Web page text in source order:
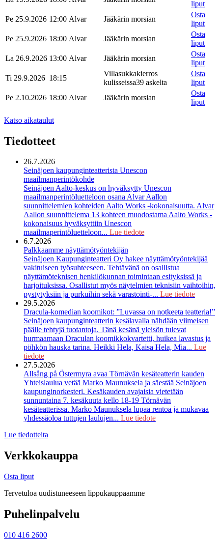
liput
Pe 25.9.2026 12:00 Alvar Jääkärin morsian
Osta
liput
Pe 25.9.2026 18:00 Alvar Jääkärin morsian
Osta
liput
La 26.9.2026 13:00 Alvar Jääkärin morsian
Osta
liput
Ti 29.9.2026 18:15
Villasukkakierros
kulisseissa39 askelta
Osta
liput
Pe 2.10.2026 18:00 Alvar Jääkärin morsian
Osta
liput
Katso aikataulut
Tiedotteet
26.7.2026
Seinäjoen kaupunginteatterista Unescon
maailmanperintökohde
Seinäjoen Aalto-keskus on hyväksytty Unescon
maailmanperintöluetteloon osana Alvar Aallon
suunnittelemien kohteiden Aalto Works -kokonaisuutta. Alvar
Aallon suunnittelema 13 kohteen muodostama Aalto Works -
kokonaisuus hyväksyttiin Unescon
maailmaperintöluetteloon... Lue tiedote
6.7.2026
Palkkaamme näyttämötyöntekijän
Seinäjoen Kaupunginteatteri Oy hakee näyttämötyöntekijää
vakituiseen työsuhteeseen. Tehtävänä on osallistua
näyttämöteknisen henkilökunnan toimintaan esityksissä ja
harjoituksissa. Osallistut myös näytelmien teknisiin vaihtoihin,
pystytyksiin ja purkuihin sekä varastointi-... Lue tiedote
29.5.2026
Dracula-komedian koomikot: ”Luvassa on notkeeta teatteria!”
Seinäjoen kaupunginteatterin kesälavalla nähdään viimeisen
päälle tehtyjä tuotantoja. Tänä kesänä yleisön tulevat
hurmaamaan Draculan koomikkokvartetti, huikea lavastus ja
pöhkön hauska tarina. Heikki Hela, Kaisa Hela, Mia... Lue
tiedote
27.5.2026
Allsång på Östermyra avaa Törnävän kesäteatterin kauden
Yhteislaulua vetää Marko Maunuksela ja säestää Seinäjoen
kaupunginorkesteri. Kesäkauden avajaisia vietetään
sunnuntaina 7. kesäkuuta kello 18-19 Törnävän
kesäteatterissa. Marko Maunuksela lupaa rentoa ja mukavaa
yhdessäoloa tuttujen laulujen... Lue tiedote
Lue tiedotteita
Verkkokauppa
Osta liput
Tervetuloa uudistuneeseen lippukauppaamme
Puhelinpalvelu
010 416 2600